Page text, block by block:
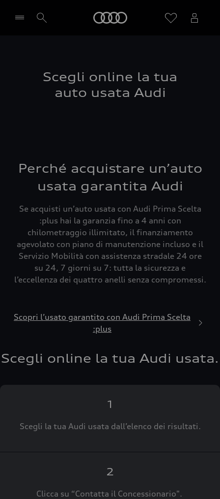
Scegli online la tua
auto usata Audi
Perché acquistare un’auto
usata garantita Audi
Se acquisti un’auto usata con Audi Prima Scelta
:plus hai la garanzia fino a 4 anni con
chilometraggio illimitato, il finanziamento
agevolato con piano di manutenzione incluso e il
Servizio Mobilità con assistenza stradale 24 ore
su 24, 7 giorni su 7: tutta la sicurezza e
l’eccellenza dei quattro anelli senza compromessi.
Scopri l’usato garantito con Audi Prima Scelta
:plus
Scegli online la tua Audi usata.
1
Scegli la tua Audi usata dall’elenco dei risultati.
2
Clicca su “Contatta il Concessionario".